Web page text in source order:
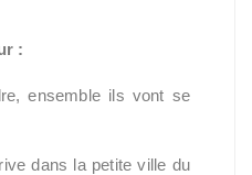
:
ensemble ils vont se
dans la petite ville du